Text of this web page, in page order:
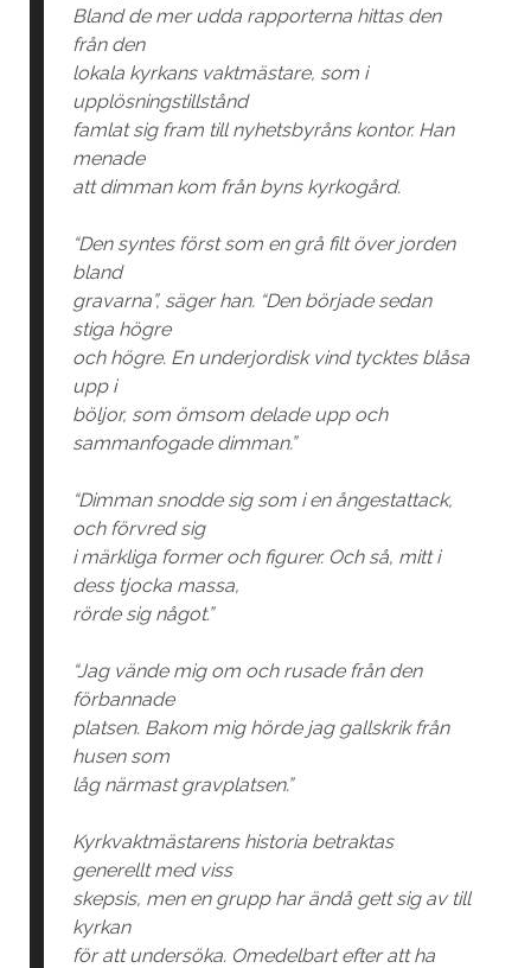
Bland de mer udda rapporterna hittas den
från den
lokala kyrkans vaktmästare, som i
upplösningstillstånd
famlat sig fram till nyhetsbyråns kontor. Han
menade
att dimman kom från byns kyrkogård.
“Den syntes först som en grå filt över jorden
bland
gravarna”, säger han. “Den började sedan
stiga högre
och högre. En underjordisk vind tycktes blåsa
upp i
böljor, som ömsom delade upp och
sammanfogade dimman.”
“Dimman snodde sig som i en ångestattack,
och förvred sig
i märkliga former och figurer. Och så, mitt i
dess tjocka massa,
rörde sig något.”
“Jag vände mig om och rusade från den
förbannade
platsen. Bakom mig hörde jag gallskrik från
husen som
låg närmast gravplatsen.”
Kyrkvaktmästarens historia betraktas
generellt med viss
skepsis, men en grupp har ändå gett sig av till
kyrkan
för att undersöka. Omedelbart efter att ha